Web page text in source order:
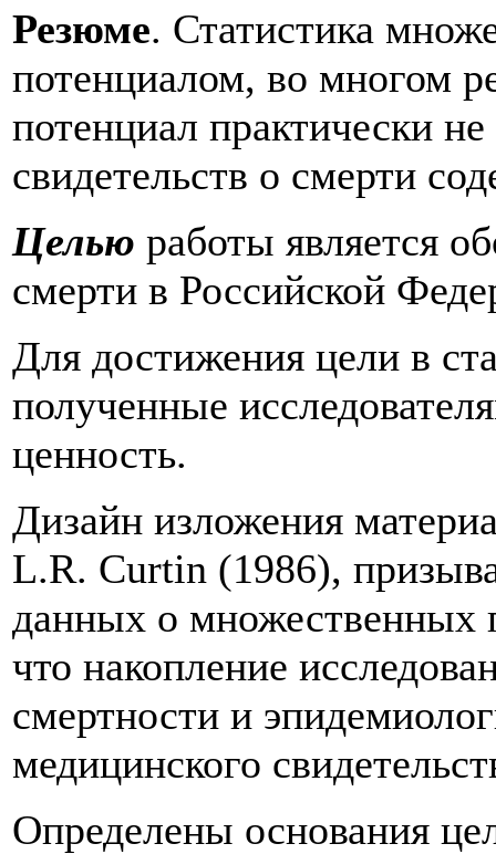
Резюме. Статистика
потенциалом, во многом
потенциал практически
свидетельств о смерти
Целью работы является
смерти в Российской
Для достижения цели в
полученные
ценность.
Дизайн изложения
L.R. Curtin (1986),
данных о множественных
что накопление
смертности и
медицинского
Определены основания